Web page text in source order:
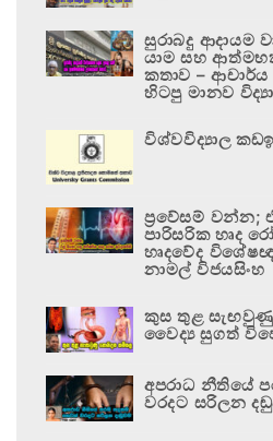
සුරාබදු ආදායම
යාම සහ
කතාව –
හිටපු මානව
විශ්වවිද්‍යාල
ප්‍රවේසම්
පාරිසරික හෘද
හෘදවේද
නාමල් විජයසිංහ
කුස තුළ
වෛද්‍ය සුගත්
අපරාධ නීතියේ
වරදට සරිලන